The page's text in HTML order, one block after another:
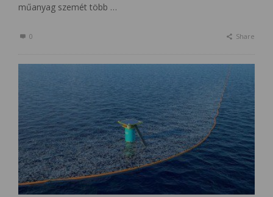
műanyag szemét több …
0 Share